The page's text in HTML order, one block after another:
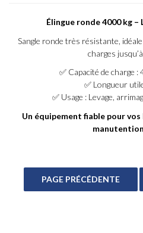
Élingue ronde 4000 kg –
Sangle ronde très résistante,
charges
✅ Capacité de charge
✅ Longueur
✅ Usage : Levage,
Un équipement fiable pour